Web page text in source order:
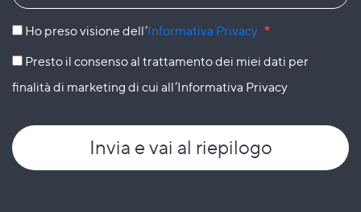
Ho preso visione dell’Informativa Privacy *
Presto il consenso al trattamento dei miei dati per
finalità di marketing di cui all’Informativa Privacy
Invia e vai al riepilogo